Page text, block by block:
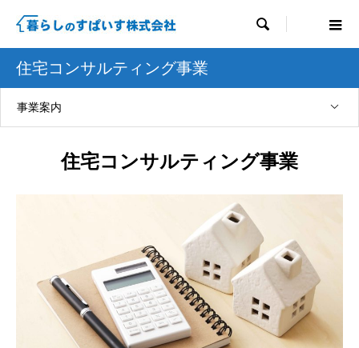

住宅コンサルティング事業
事業案内
住宅コンサルティング事業